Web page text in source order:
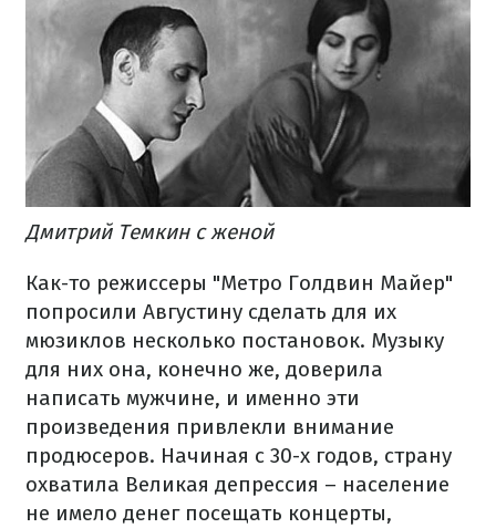
Дмитрий Темкин с женой
Как-то режиссеры "Метро Голдвин Майер"
попросили Августину сделать для их
мюзиклов несколько постановок. Музыку
для них она, конечно же, доверила
написать мужчине, и именно эти
произведения привлекли внимание
продюсеров. Начиная с 30-х годов, страну
охватила Великая депрессия – население
не имело денег посещать концерты,